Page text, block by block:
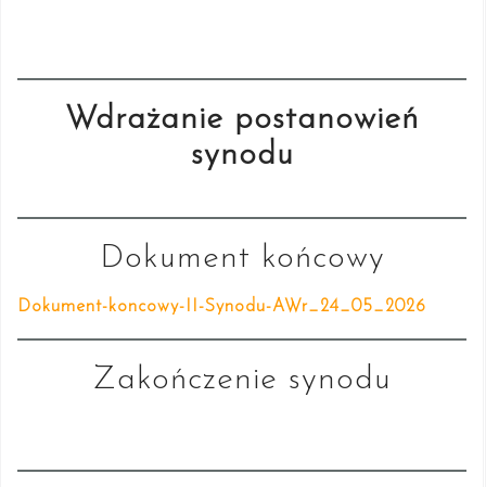
Wdrażanie postanowień
synodu
Dokument końcowy
Dokument-koncowy-II-Synodu-AWr_24_05_2026
Zakończenie synodu